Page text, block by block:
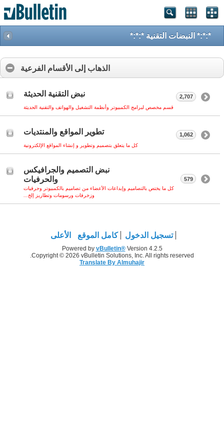
*:*:* النبضات التقنية *:*:*
الذهاب إلى الأقسام الفرعية
نبض التقنية الحديثة
قسم مخصص لبرامج الكمبيوتر وأنظمة التشغيل والهواتف والتقنية الحديثة
2,707
تطوير المواقع والمنتديات
كل ما يتعلق بتصميم وتطوير و إنشاء المواقع الإلكترونية
1,062
نبض التصميم والجرافيكس
والحرفيات
كل ما يختص بالتصاميم وإبداعات الأعضاء من تصاميم بالكمبيوتر وحرفيات
وزخرفات ورسومات وتطاريز إلخ...
579
تسجيل الدخول كامل الموقع الأعلى
Powered by vBulletin®Version 4.2.5
Copyright © 2026 vBulletin Solutions, Inc. All rights reserved.
Translate By Almuhajir